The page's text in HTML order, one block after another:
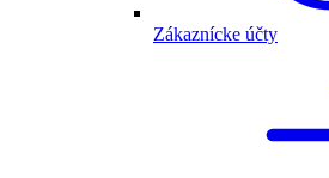
Zákaznícke účty